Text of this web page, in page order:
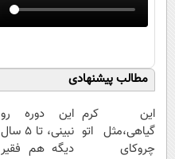
مطالب پیشنهادی
این کرم
گیاهی،مثل اتو
چروکای
این دوره رو
نبینی، تا 5 سال
دیگه هم فقیر